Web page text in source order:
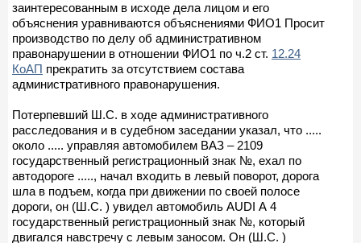
заинтересованным в исходе дела лицом и его
объяснения уравниваются объяснениями ФИО1 Просит
производство по делу об административном
правонарушении в отношении ФИО1 по ч.2 ст. 12.24
КоАП прекратить за отсутствием состава
административного правонарушения.
Потерпевший Ш.С. в ходе административного
расследования и в судебном заседании указал, что .....
около ..... управляя автомобилем ВАЗ – 2109
государственный регистрационный знак №, ехал по
автодороге ....., начал входить в левый поворот, дорога
шла в подъем, когда при движении по своей полосе
дороги, он (Ш.С. ) увидел автомобиль AUDI А 4
государственный регистрационный знак №, который
двигался навстречу с левым заносом. Он (Ш.С. )